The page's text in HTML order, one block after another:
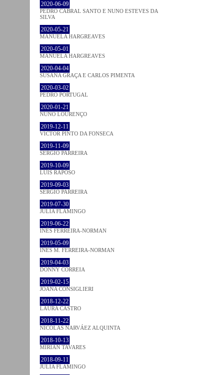
2020-06-09
PEDRO CABRAL SANTO E NUNO ESTEVES DA
SILVA
2020-05-21
MANUELA HARGREAVES
2020-05-01
MANUELA HARGREAVES
2020-04-04
SUSANA GRAÇA E CARLOS PIMENTA
2020-03-02
PEDRO PORTUGAL
2020-01-21
NUNO LOURENÇO
2019-12-11
VICTOR PINTO DA FONSECA
2019-11-09
SÉRGIO PARREIRA
2019-10-09
LUÍS RAPOSO
2019-09-03
SÉRGIO PARREIRA
2019-07-30
JULIA FLAMINGO
2019-06-22
INÊS FERREIRA-NORMAN
2019-05-09
INÊS M. FERREIRA-NORMAN
2019-04-03
DONNY CORREIA
2019-02-15
JOANA CONSIGLIERI
2018-12-22
LAURA CASTRO
2018-11-22
NICOLÁS NARVÁEZ ALQUINTA
2018-10-13
MIRIAN TAVARES
2018-09-11
JULIA FLAMINGO